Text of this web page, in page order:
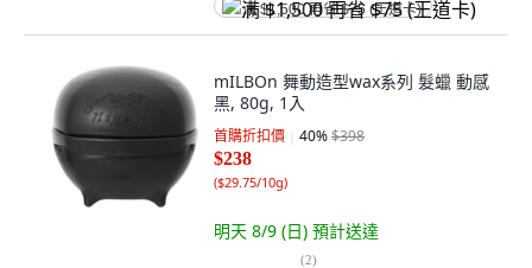
满 $1,500 再省 $75 (王道卡)
mILBOn 舞動造型wax系列 髮蠟 動感
黑, 80g, 1入
首購折扣價 40%$398
$238
($29.75/10g)
明天 8/9 (日) 預計送達
(2)